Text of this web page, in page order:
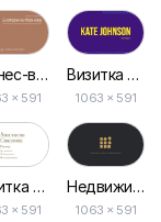
Бизнес-визитка в Строгом Коричневом Стиле
× 591
Визитка для Агентов по Недвижимости в Белом и Золотом Дизайне
× 591
Визитка Веб-дизайнера
1063 × 591
Недвижимость: Элегантные Золотые и Черные Визитки
1063 × 591